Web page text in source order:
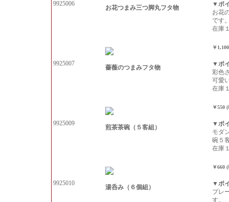
9925006
お花つまみ三つ脚丸フタ物
▼ポ
お花
です
在庫
9925007
薔薇のつまみフタ物
￥
▼ポ
彩色
可愛
在庫
9925009
煎茶茶碗（５客組）
￥550
▼ポ
モダ
碗５
在庫
9925010
湯呑み（６個組）
￥660
▼ポ
プレ
す。